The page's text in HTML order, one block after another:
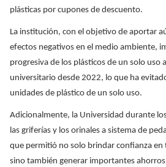
plásticas por cupones de descuento.
La institución, con el objetivo de aportar
efectos negativos en el medio ambiente,
progresiva de los plásticos de un solo uso
universitario desde 2022, lo que ha
unidades de plástico de un solo uso.
Adicionalmente, la Universidad durante
las griferías y los orinales a sistema de
que permitió no solo brindar confianza
sino también generar importantes